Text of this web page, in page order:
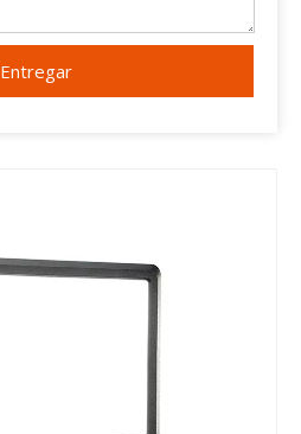
Entregar